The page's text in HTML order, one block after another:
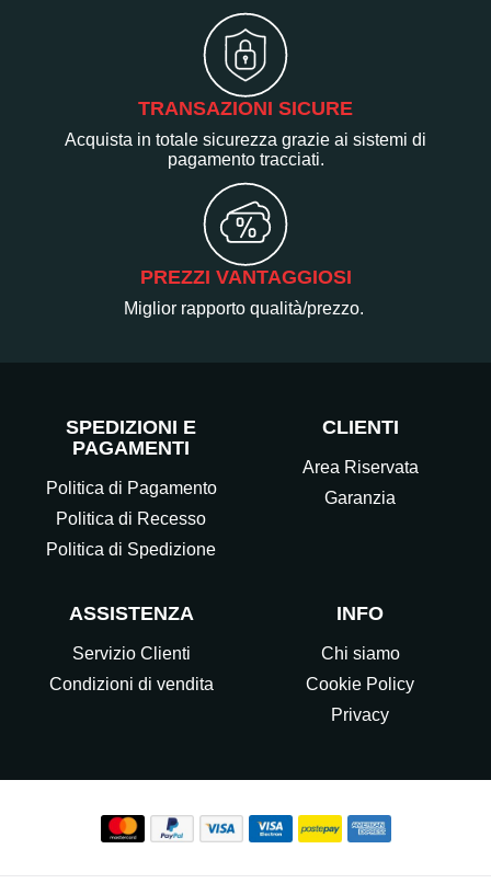
TRANSAZIONI SICURE
Acquista in totale sicurezza grazie ai sistemi di
pagamento tracciati.
PREZZI VANTAGGIOSI
Miglior rapporto qualità/prezzo.
SPEDIZIONI E
PAGAMENTI
Politica di Pagamento
Politica di Recesso
Politica di Spedizione
CLIENTI
Area Riservata
Garanzia
ASSISTENZA
Servizio Clienti
Condizioni di vendita
INFO
Chi siamo
Cookie Policy
Privacy